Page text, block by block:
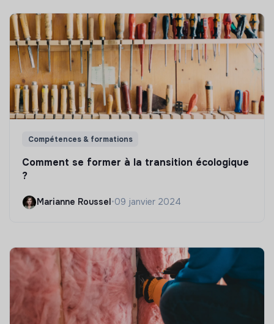
Compétences & formations
Comment se former à la transition écologique
?
Marianne Roussel •09 janvier 2024